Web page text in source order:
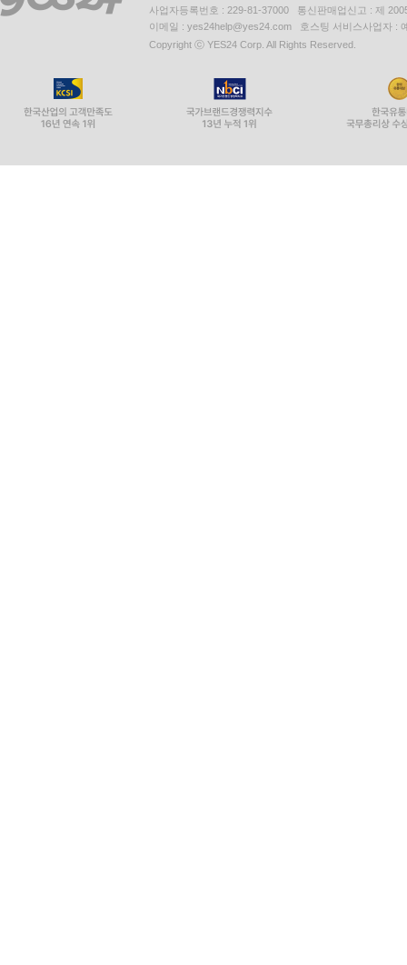
사업자등록번호 : 229-81-37000 통신판매업신고 : 제
이메일 : yes24help@yes24.com 호스팅 서비스사업자 :
Copyright ⓒ YES24 Corp. All Rights Reserved.